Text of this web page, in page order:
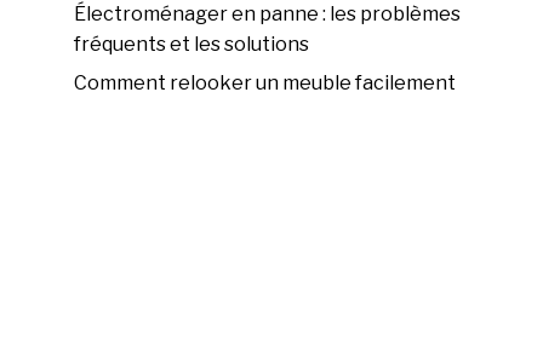
Électroménager en panne : les problèmes
fréquents et les solutions
Comment relooker un meuble facilement